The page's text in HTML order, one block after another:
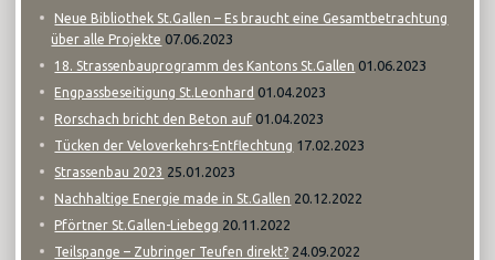
Neue Bibliothek St.Gallen – Es braucht eine Gesamtbetrachtung
über alle Projekte 07.06.2023
18. Strassenbauprogramm des Kantons St.Gallen 01.06.2023
Engpassbeseitigung St.Leonhard 01.04.2023
Rorschach bricht den Beton auf 01.04.2023
Tücken der Veloverkehrs-Entflechtung 17.02.2023
Strassenbau 2023 25.01.2023
Nachhaltige Energie made in St.Gallen 20.12.2022
Pförtner St.Gallen-Liebegg 20.11.2022
Teilspange – Zubringer Teufen direkt? 24.09.2022